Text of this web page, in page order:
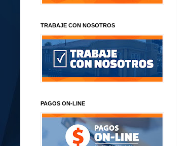
TRABAJE CON NOSOTROS
PAGOS ON-LINE